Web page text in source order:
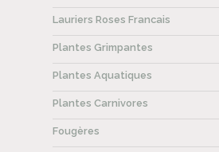
Lauriers Roses Francais
Plantes Grimpantes
Plantes Aquatiques
Plantes Carnivores
Fougères